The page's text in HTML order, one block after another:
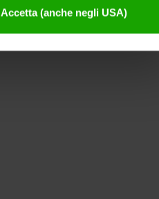
Accetta (anche negli USA)